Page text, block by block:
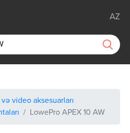
AZ
video aksesuarları
LowePro APEX 10 AW